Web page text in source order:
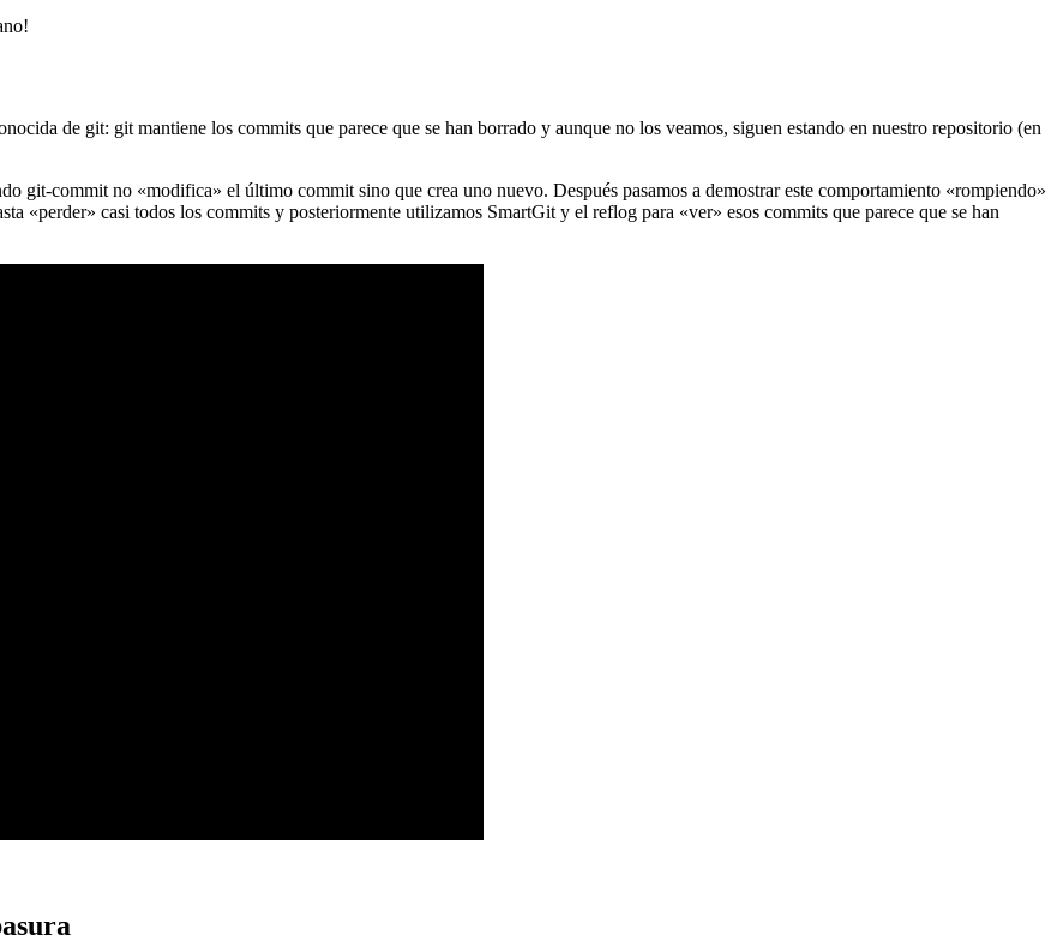
de git: git mantiene los commits que parece que se han borrado y aunque no los veamos, siguen estando en nuestro repositorio (en
git-commit no «modifica» el último commit sino que crea uno nuevo. Después pasamos a demostrar este comportamiento «rompiendo»
«perder» casi todos los commits y posteriormente utilizamos SmartGit y el reflog para «ver» esos commits que parece que se han